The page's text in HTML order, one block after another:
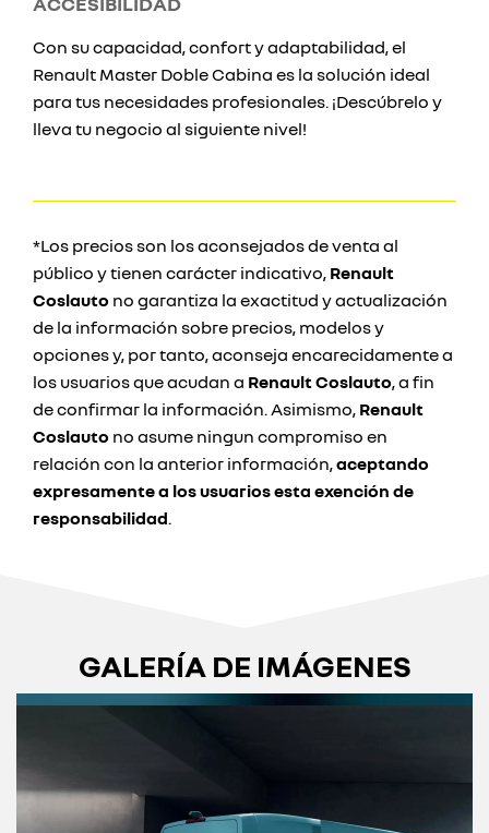
Con su capacidad, confort y adaptabilidad, el
Renault Master Doble Cabina es la solución ideal
para tus necesidades profesionales. ¡Descúbrelo y
lleva tu negocio al siguiente nivel!
*Los precios son los aconsejados de venta al
público y tienen carácter indicativo, Renault
Coslauto no garantiza la exactitud y actualización
de la información sobre precios, modelos y
opciones y, por tanto, aconseja encarecidamente a
los usuarios que acudan a Renault Coslauto, a fin
de confirmar la información. Asimismo, Renault
Coslauto no asume ningun compromiso en
relación con la anterior información,aceptando
expresamente a los usuarios esta exención de
responsabilidad.
GALERÍA DE IMÁGENES